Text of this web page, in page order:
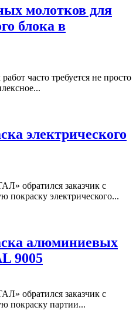
молотков для
блока в
часто требуется не просто
электрического
обратился заказчик с
покраску электрического...
алюминиевых
9005
обратился заказчик с
покраску партии...